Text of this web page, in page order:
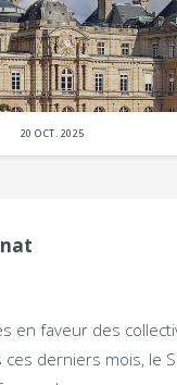
20 OCT. 2025
en faveur des
derniers mois, le